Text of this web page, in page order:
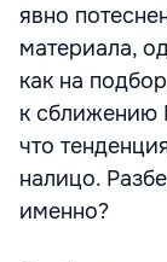
явно
материала,
как на
к сближению
что
налицо.
именно?